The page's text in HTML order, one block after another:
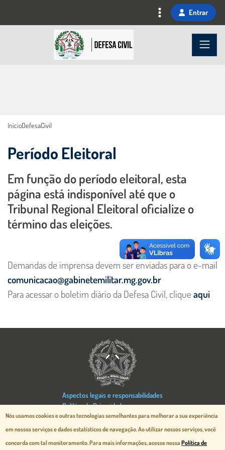
Entrar
Imagem
InícioDefesaCivil
Período Eleitoral
Conteúdo Principal
Em função do período eleitoral, esta
página está indisponível até que o
Tribunal Regional Eleitoral oficialize o
término das eleições.
Demandas de imprensa devem ser enviadas para o e-mail
comunicacao@gabinetemilitar.mg.gov.br
Para acessar o boletim diário da Defesa Civil, clique aqui
Aspectos legais e responsabilidades
Política de Privacidade
Mapa do Site
Desenvolvido pelaprodemge.gov.br
Nós usamos cookies e outras tecnologias semelhantes para melhorar a sua experiência
em nossos serviços e dados estatísticos de navegação.Ao utilizar nossos serviços, você
concorda com tal monitoramento. Para mais informações, acesse nossaPolítica de